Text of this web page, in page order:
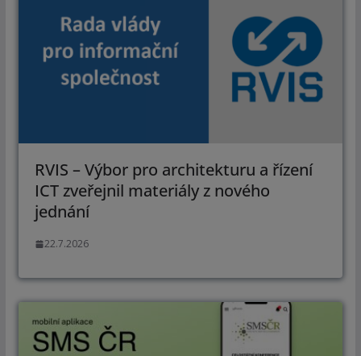
RVIS – Výbor pro architekturu a řízení
ICT zveřejnil materiály z nového
jednání
22.7.2026